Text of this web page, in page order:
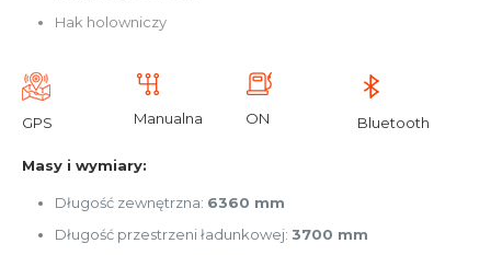
Hak holowniczy
GPS Manualna ON Bluetooth
Masy i wymiary:
Długość zewnętrzna: 6360 mm
Długość przestrzeni ładunkowej: 3700 mm